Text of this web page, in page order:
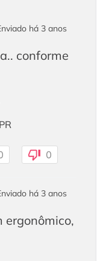
há 3 anos
conforme
0
há 3 anos
ergonômico,